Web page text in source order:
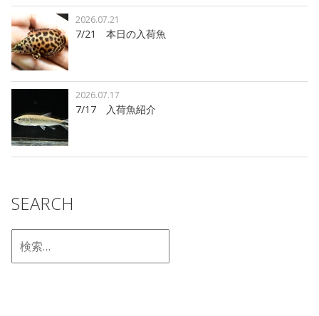
7/21 本日の入荷魚
2026.07.21
7/17 入荷魚紹介
2026.07.17
SEARCH